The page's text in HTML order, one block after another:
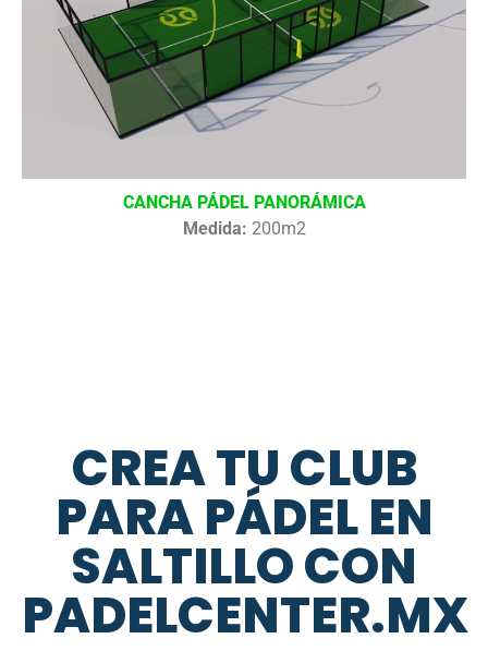
CANCHA PÁDEL PANORÁMICA
Medida: 200m2
CREA TU CLUB
PARA PÁDEL EN
SALTILLO CON
PADELCENTER.MX